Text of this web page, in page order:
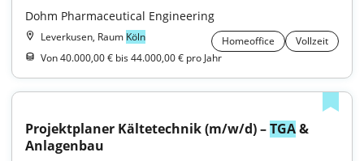
Dohm Pharmaceutical Engineering
Leverkusen, Raum Köln Homeoffice
Vollzeit
Von 40.000,00 € bis 44.000,00 € pro Jahr
Projektplaner Kältetechnik (m/w/d) – TGA &
Anlagenbau